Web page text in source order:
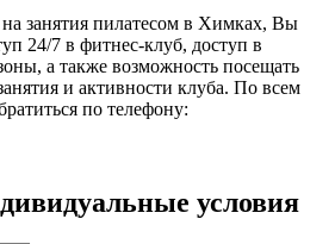
занятия пилатесом в Химках, Вы
24/7 в фитнес-клуб, доступ в
а также возможность посещать
и активности клуба. По всем
по телефону:
условия